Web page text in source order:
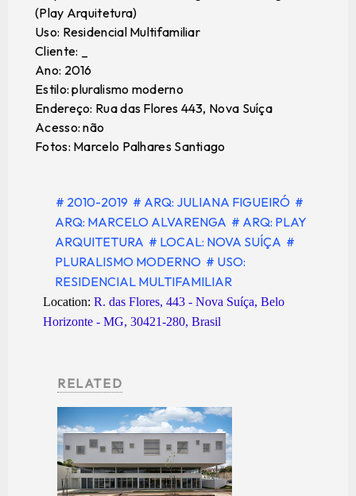
(Play Arquitetura)
Uso: Residencial Multifamiliar
Cliente: _
Ano: 2016
Estilo: pluralismo moderno
Endereço: Rua das Flores 443, Nova Suíça
Acesso: não
Fotos: Marcelo Palhares Santiago
# 2010-2019 # ARQ: JULIANA FIGUEIRÓ #
ARQ: MARCELO ALVARENGA # ARQ: PLAY
ARQUITETURA # LOCAL: NOVA SUÍÇA #
PLURALISMO MODERNO # USO:
RESIDENCIAL MULTIFAMILIAR
Location: R. das Flores, 443 - Nova Suíça, Belo
Horizonte - MG, 30421-280, Brasil
RELATED